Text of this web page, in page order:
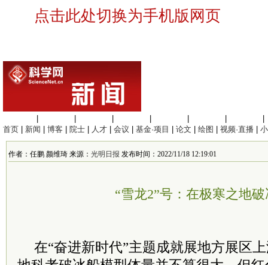
点击此处切换为手机版网页
首页
新闻 博客 院士 人才 会议 基金·项目 论文 绘图 视频·直播
作者：任鹏 颜维琦 来源： 光明日报 发布时间：2022/11/18 12:19:01
“雪龙2”号：在极寒之地
在“奋进新时代”主题成就展地方展区